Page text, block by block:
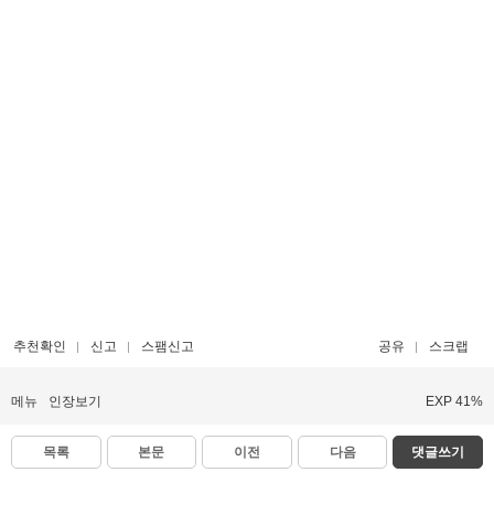
추천확인 신고 스팸신고 공유 스크랩
메뉴 인장보기 EXP 41%
목록 본문 이전 다음 댓글쓰기